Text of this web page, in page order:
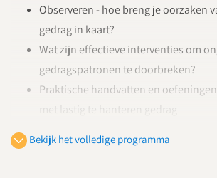
Observeren - hoe breng je oorzaken
gedrag in kaart?
Wat zijn effectieve interventies om
gedragspatronen te doorbreken?
Praktische handvatten en
Dag 2Bekijk het volledige programma